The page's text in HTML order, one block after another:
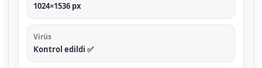
1024×1536 px
Virüs
Kontrol edildi ✅